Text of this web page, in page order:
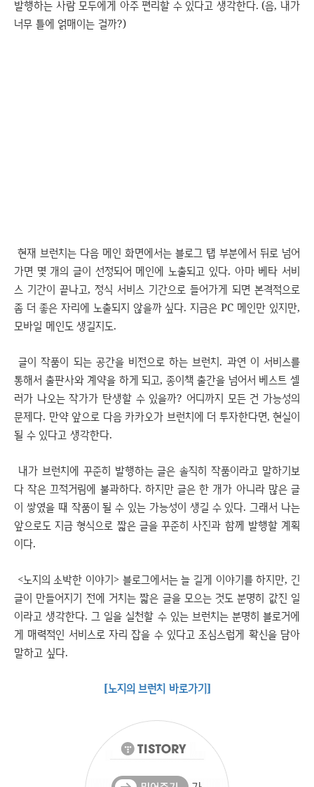
발행하는 사람 모두에게 아주 편리할 수 있다고 생각한다. (음, 내가
너무 틀에 얽매이는 걸까?)
현재 브런치는 다음 메인 화면에서는 블로그 탭 부분에서 뒤로 넘어
가면 몇 개의 글이 선정되어 메인에 노출되고 있다. 아마 베타 서비
스 기간이 끝나고, 정식 서비스 기간으로 들어가게 되면 본격적으로
좀 더 좋은 자리에 노출되지 않을까 싶다. 지금은 PC 메인만 있지만,
모바일 메인도 생길지도.
글이 작품이 되는 공간을 비전으로 하는 브런치. 과연 이 서비스를
통해서 출판사와 계약을 하게 되고, 종이책 출간을 넘어서 베스트 셀
러가 나오는 작가가 탄생할 수 있을까? 어디까지 모든 건 가능성의
문제다. 만약 앞으로 다음 카카오가 브런치에 더 투자한다면, 현실이
될 수 있다고 생각한다.
내가 브런치에 꾸준히 발행하는 글은 솔직히 작품이라고 말하기보
다 작은 끄적거림에 불과하다. 하지만 글은 한 개가 아니라 많은 글
이 쌓였을 때 작품이 될 수 있는 가능성이 생길 수 있다. 그래서 나는
앞으로도 지금 형식으로 짧은 글을 꾸준히 사진과 함께 발행할 계획
이다.
<노지의 소박한 이야기> 블로그에서는 늘 길게 이야기를 하지만, 긴
글이 만들어지기 전에 거치는 짧은 글을 모으는 것도 분명히 값진 일
이라고 생각한다. 그 일을 실천할 수 있는 브런치는 분명히 블로거에
게 매력적인 서비스로 자리 잡을 수 있다고 조심스럽게 확신을 담아
말하고 싶다.
[노지의 브런치 바로가기]